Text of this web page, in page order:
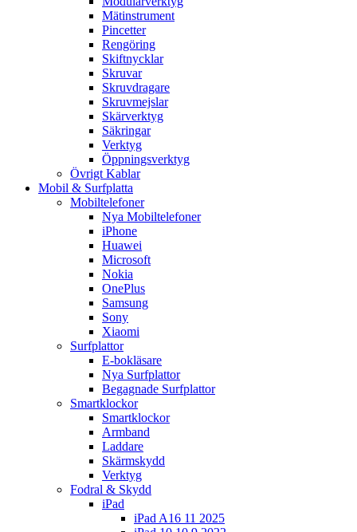
Mätinstrument
Pincetter
Rengöring
Skiftnycklar
Skruvar
Skruvdragare
Skruvmejslar
Skärverktyg
Säkringar
Verktyg
Öppningsverktyg
Övrigt Kablar
Mobil & Surfplatta
Mobiltelefoner
Nya Mobiltelefoner
iPhone
Huawei
Microsoft
Nokia
OnePlus
Samsung
Sony
Xiaomi
Surfplattor
E-bokläsare
Nya Surfplattor
Begagnade Surfplattor
Smartklockor
Smartklockor
Armband
Laddare
Skärmskydd
Verktyg
Fodral & Skydd
iPad
iPad A16 11 2025